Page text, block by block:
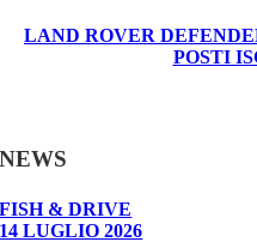
LAND ROVER
POSTI
NEWS
FISH & DRIVE
14 LUGLIO 2026